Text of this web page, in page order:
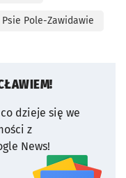
Psie Pole-Zawidawie
dzieje się we
z
News!